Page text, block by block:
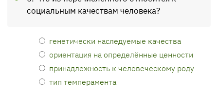
социальным качествам человека?
генетически наследуемые качества
ориентация на определённые ценности
принадлежность к человеческому роду
тип темперамента